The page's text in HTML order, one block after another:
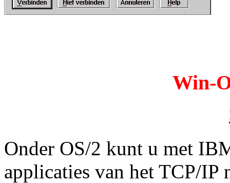
Win-
Onder OS/2 kunt u met
applicaties van het TCP/IP